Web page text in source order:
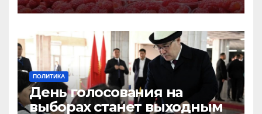
ПОЛИТИКА
День голосования на
выборах станет выходным